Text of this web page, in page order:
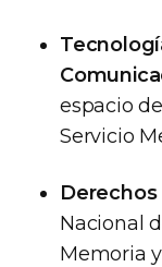
espacio
Servicio
Nacional
Memoria